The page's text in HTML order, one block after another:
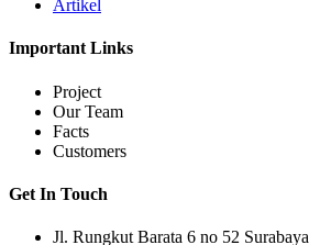
Artikel
Important Links
Project
Our Team
Facts
Customers
Get In Touch
Jl. Rungkut Barata 6 no 52 Surabaya